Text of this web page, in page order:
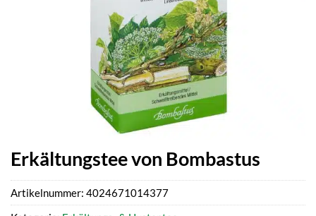
Erkältungstee von Bombastus
Artikelnummer: 4024671014377